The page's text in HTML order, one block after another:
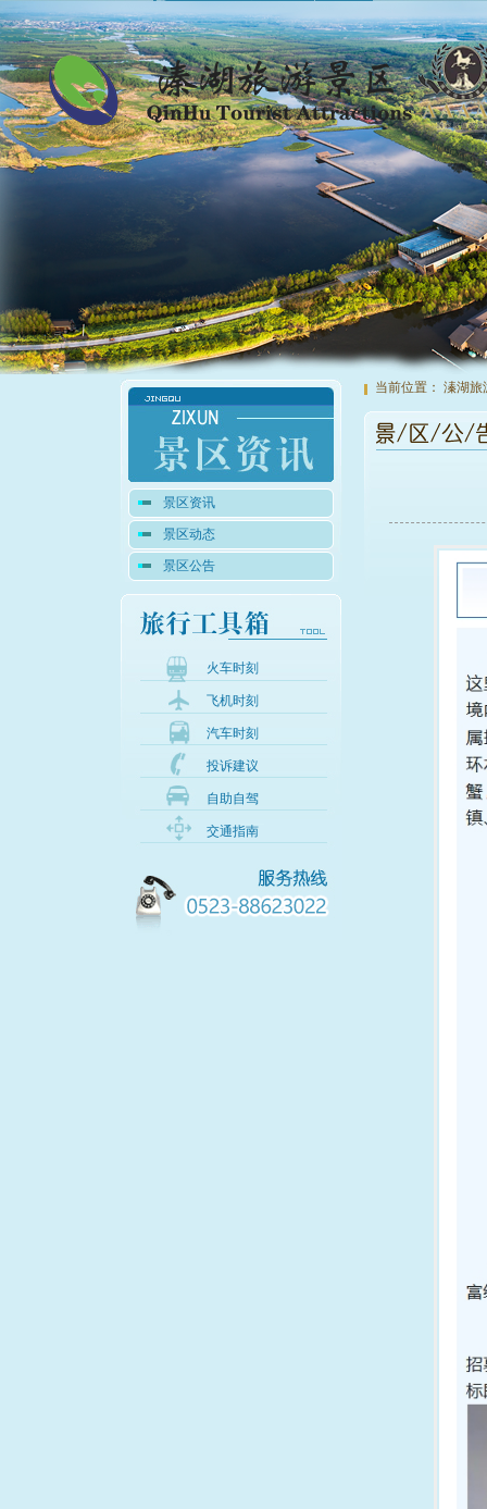
景区资讯
景区动态
景区公告
火车时刻
飞机时刻
汽车时刻
投诉建议
自助自驾
交通指南
当前位置： 溱湖旅